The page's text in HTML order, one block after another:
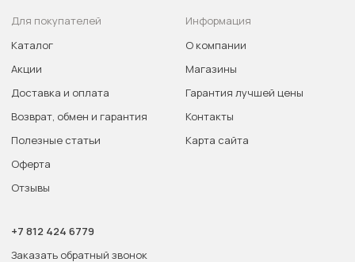
Для покупателей
Каталог
Акции
Доставка и оплата
Возврат, обмен и гарантия
Полезные статьи
Оферта
Отзывы
Информация
О компании
Магазины
Гарантия лучшей цены
Контакты
Карта сайта
+7 812 424 6779
Заказать обратный звонок